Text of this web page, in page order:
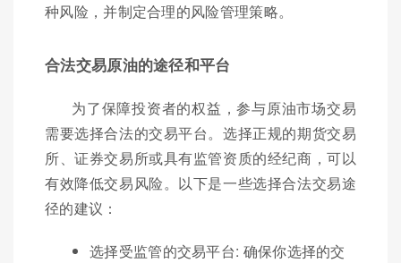
种风险，并制定合理的风险管理策略。
合法交易原油的途径和平台
为了保障投资者的权益，参与原油市场交易
需要选择合法的交易平台。选择正规的期货交易
所、证券交易所或具有监管资质的经纪商，可以
有效降低交易风险。以下是一些选择合法交易途
径的建议：
选择受监管的交易平台: 确保你选择的交